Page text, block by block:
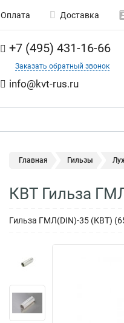
Оплата Доставка
+7 (495) 431-16-66
Заказать обратный звонок
info@kvt-rus.ru
Главная Гильзы
КВТ Гильза
Гильза ГМЛ(DIN)-35 (КВТ)